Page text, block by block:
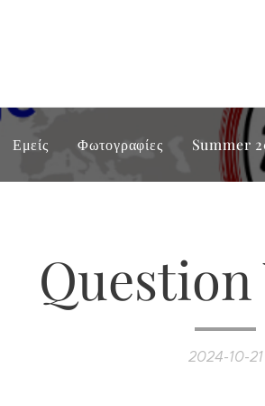
Εμείς Φωτογραφίες Summer
Question
2024-10-21